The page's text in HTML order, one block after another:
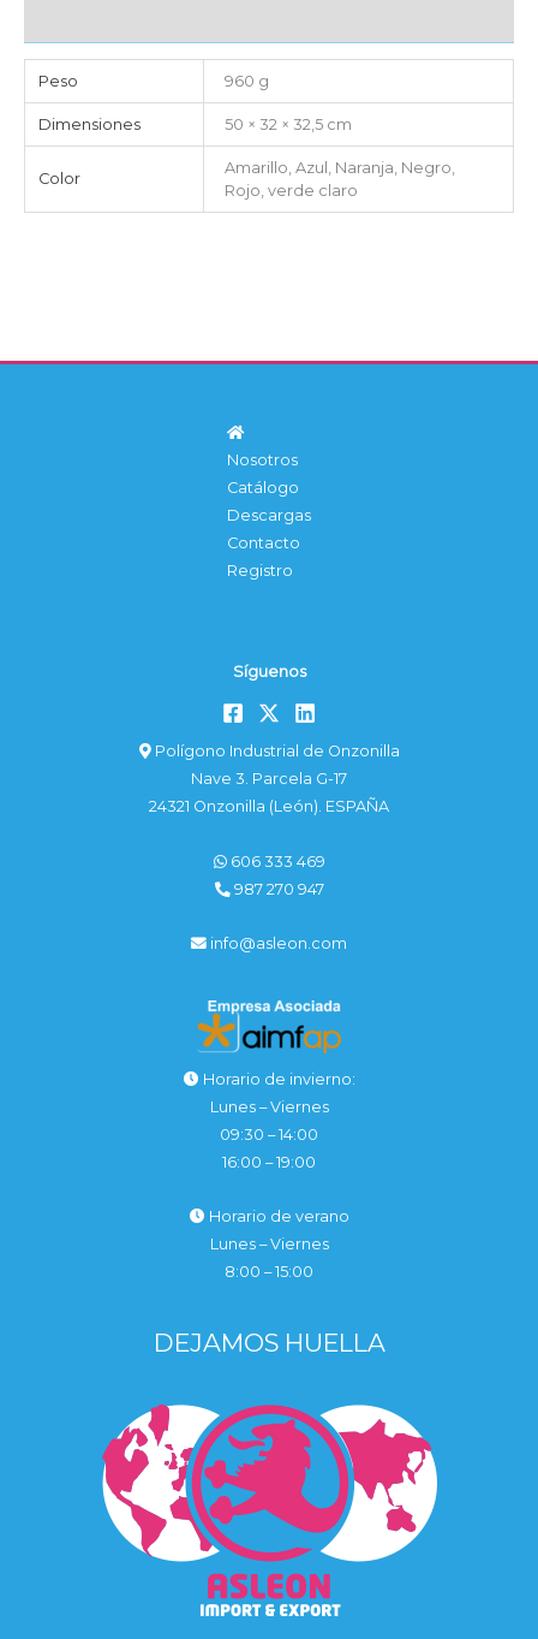
Peso 960 g
Dimensiones 50 × 32 × 32,5 cm
Color
Amarillo, Azul, Naranja, Negro,
Rojo, verde claro
Nosotros
Catálogo
Descargas
Contacto
Registro
Síguenos
Polígono Industrial de Onzonilla
Nave 3. Parcela G-17
24321 Onzonilla (León). ESPAÑA
606 333 469
987 270 947
info@asleon.com
Horario de invierno:
Lunes – Viernes
09:30 – 14:00
16:00 – 19:00
Horario de verano
Lunes – Viernes
8:00 – 15:00
DEJAMOS HUELLA